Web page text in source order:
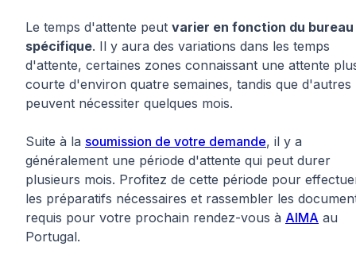
Le temps d'attente peut varier en fonction du bureau
spécifique. Il y aura des variations dans les temps
d'attente, certaines zones connaissant une attente
courte d'environ quatre semaines, tandis que d'autres
peuvent nécessiter quelques mois.
Suite à la soumission de votre demande, il y a
généralement une période d'attente qui peut durer
plusieurs mois. Profitez de cette période pour
les préparatifs nécessaires et rassembler les
requis pour votre prochain rendez-vous à AIMA au
Portugal.